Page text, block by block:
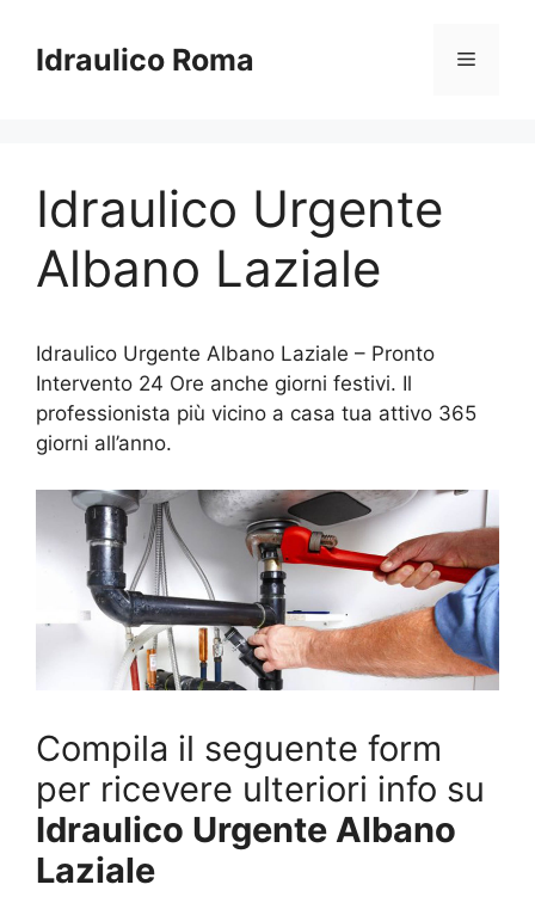
contenuto
Idraulico Roma Menu
Idraulico Urgente
Albano Laziale
Idraulico Urgente Albano Laziale – Pronto
Intervento 24 Ore anche giorni festivi. Il
professionista più vicino a casa tua attivo 365
giorni all’anno.
Compila il seguente form
per ricevere ulteriori info su
Idraulico Urgente Albano
Laziale